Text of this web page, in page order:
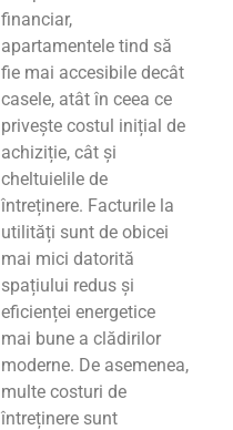
financiar,
apartamentele tind să
fie mai accesibile decât
casele, atât în ceea ce
privește costul inițial de
achiziție, cât și
cheltuielile de
întreținere. Facturile la
utilități sunt de obicei
mai mici datorită
spațiului redus și
eficienței energetice
mai bune a clădirilor
moderne. De asemenea,
multe costuri de
întreținere sunt